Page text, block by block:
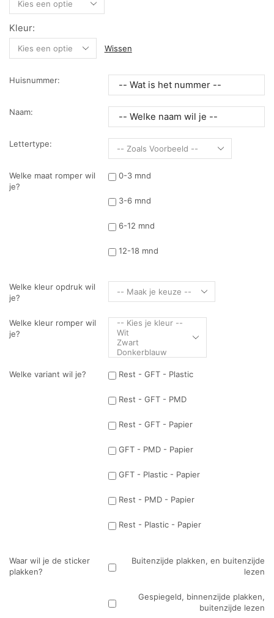
Kleur:
Wissen
Huisnummer:
Naam:
Lettertype:
Welke maat romper wil
je?
0-3 mnd
3-6 mnd
6-12 mnd
12-18 mnd
Welke kleur opdruk wil
je?
Welke kleur romper wil
je?
Welke variant wil je? Rest - GFT - Plastic
Rest - GFT - PMD
Rest - GFT - Papier
GFT - PMD - Papier
GFT - Plastic - Papier
Rest - PMD - Papier
Rest - Plastic - Papier
Waar wil je de sticker
plakken?
Buitenzijde plakken, en buitenzijde
lezen
Gespiegeld, binnenzijde plakken,
buitenzijde lezen